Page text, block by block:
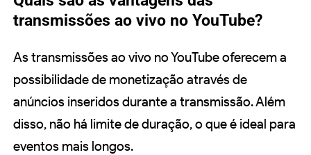
transmissões ao vivo no YouTube?
As transmissões ao vivo no YouTube oferecem a
possibilidade de monetização através de
anúncios inseridos durante a transmissão. Além
disso, não há limite de duração, o que é ideal para
eventos mais longos.